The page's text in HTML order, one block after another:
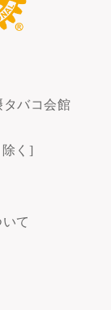
タバコ会館
く]
て